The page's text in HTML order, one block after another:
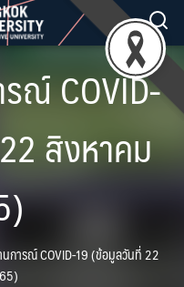
ณ์ COVID-
สิงหาคม
การณ์ COVID-19 (ข้อมูลวันที่ 22